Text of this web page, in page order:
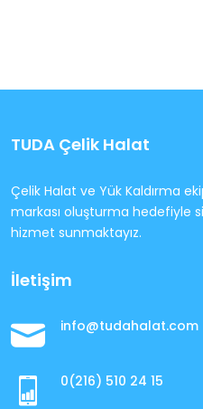
TUDA Çelik Halat
Çelik Halat ve Yük Kaldırma
markası oluşturma hedefiyle
hizmet sunmaktayız.
İletişim
info@tudahalat.com
0(216) 510 24 15